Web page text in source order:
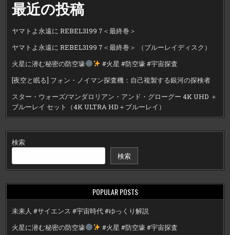
最近の投稿
ヤマトよ永遠に REBEL3199 7＜最終巻＞
ヤマトよ永遠に REBEL3199 7＜最終巻＞ （ブルーレイディスク）
火星に潜む秘密の防空壕
#火星 #防空壕 #宇宙探査
[夜空と眠る] フォン・ノイマン探査機：自己複製する銀河の探検者
スター・ウォーズ/マンダロリアン・アンド・グローグー 4K UHD ＋
ブルーレイ セット（4K ULTRA HD＋ブルーレイ）
検索
検索
POPULAR POSTS
未来人 #サイエンス #宇宙時代 #ゆっくり解説
火星に潜む秘密の防空壕
#火星 #防空壕 #宇宙探査